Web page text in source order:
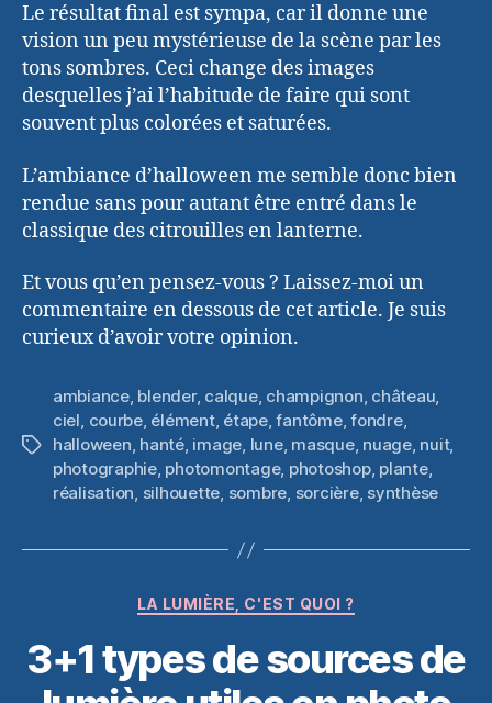
Le résultat final est sympa, car il donne une
vision un peu mystérieuse de la scène par les
tons sombres. Ceci change des images
desquelles j’ai l’habitude de faire qui sont
souvent plus colorées et saturées.
L’ambiance d’halloween me semble donc bien
rendue sans pour autant être entré dans le
classique des citrouilles en lanterne.
Et vous qu’en pensez-vous ? Laissez-moi un
commentaire en dessous de cet article. Je suis
curieux d’avoir votre opinion.
Étiquettes
ambiance, blender, calque, champignon, château,
ciel, courbe, élément, étape,fantôme,fondre,
halloween, hanté, image, lune, masque, nuage, nuit,
photographie, photomontage, photoshop, plante,
réalisation, silhouette, sombre, sorcière, synthèse
Catégories
LA LUMIÈRE, C'EST QUOI ?
3+1 types de sources de